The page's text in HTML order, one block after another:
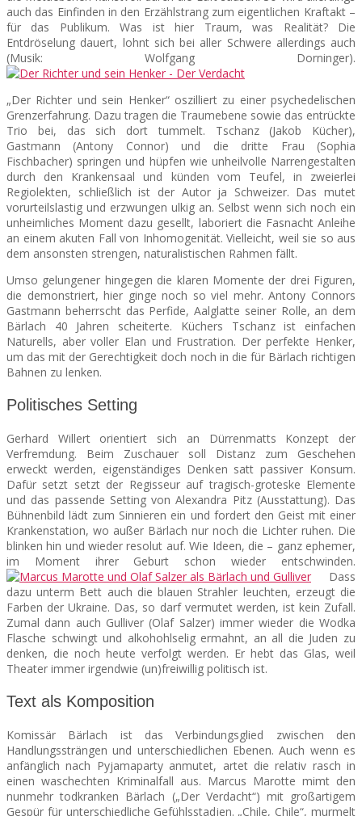
auch das Einfinden in den Erzählstrang zum eigentlichen Kraftakt –
für das Publikum. Was ist hier Traum, was Realität? Die
Entdröselung dauert, lohnt sich bei aller Schwere allerdings auch
(Musik: Wolfgang Dorninger).
„Der Richter und sein Henker“ oszilliert zu einer psychedelischen
Grenzerfahrung. Dazu tragen die Traumebene sowie das entrückte
Trio bei, das sich dort tummelt. Tschanz (Jakob Kücher),
Gastmann (Antony Connor) und die dritte Frau (Sophia
Fischbacher) springen und hüpfen wie unheilvolle Narrengestalten
durch den Krankensaal und künden vom Teufel, in zweierlei
Regiolekten, schließlich ist der Autor ja Schweizer. Das mutet
vorurteilslastig und erzwungen ulkig an. Selbst wenn sich noch ein
unheimliches Moment dazu gesellt, laboriert die Fasnacht Anleihe
an einem akuten Fall von Inhomogenität. Vielleicht, weil sie so aus
dem ansonsten strengen, naturalistischen Rahmen fällt.
Umso gelungener hingegen die klaren Momente der drei Figuren,
die demonstriert, hier ginge noch so viel mehr. Antony Connors
Gastmann beherrscht das Perfide, Aalglatte seiner Rolle, an dem
Bärlach 40 Jahren scheiterte. Küchers Tschanz ist einfachen
Naturells, aber voller Elan und Frustration. Der perfekte Henker,
um das mit der Gerechtigkeit doch noch in die für Bärlach richtigen
Bahnen zu lenken.
Politisches Setting
Gerhard Willert orientiert sich an Dürrenmatts Konzept der
Verfremdung. Beim Zuschauer soll Distanz zum Geschehen
erweckt werden, eigenständiges Denken satt passiver Konsum.
Dafür setzt setzt der Regisseur auf tragisch-groteske Elemente
und das passende Setting von Alexandra Pitz (Ausstattung). Das
Bühnenbild lädt zum Sinnieren ein und fordert den Geist mit einer
Krankenstation, wo außer Bärlach nur noch die Lichter ruhen. Die
blinken hin und wieder resolut auf. Wie Ideen, die – ganz ephemer,
im Moment ihrer Geburt schon wieder entschwinden.
Dass
dazu unterm Bett auch die blauen Strahler leuchten, erzeugt die
Farben der Ukraine. Das, so darf vermutet werden, ist kein Zufall.
Zumal dann auch Gulliver (Olaf Salzer) immer wieder die Wodka
Flasche schwingt und alkohohlselig ermahnt, an all die Juden zu
denken, die noch heute verfolgt werden. Er hebt das Glas, weil
Theater immer irgendwie (un)freiwillig politisch ist.
Text als Komposition
Komissär Bärlach ist das Verbindungsglied zwischen den
Handlungssträngen und unterschiedlichen Ebenen. Auch wenn es
anfänglich nach Pyjamaparty anmutet, artet die relativ rasch in
einen waschechten Kriminalfall aus. Marcus Marotte mimt den
nunmehr todkranken Bärlach („Der Verdacht“) mit großartigem
Gespür für unterschiedliche Gefühlsstadien. „Chile, Chile“, murmelt